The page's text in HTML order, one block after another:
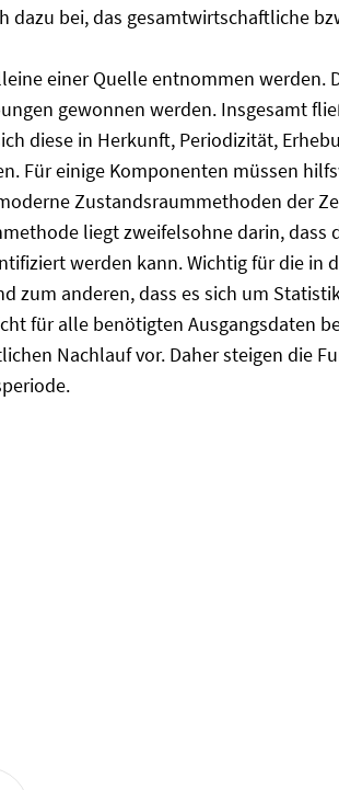
dazu bei, das gesamtwirtschaftliche
einer Quelle entnommen
gewonnen werden. Insgesamt
diese in Herkunft, Periodizität,
Für einige Komponenten müssen
Zustandsraummethoden der
liegt zweifelsohne darin,
werden kann. Wichtig für die in
zum anderen, dass es sich um
für alle benötigten Ausgangsdaten
Nachlauf vor. Daher steigen die